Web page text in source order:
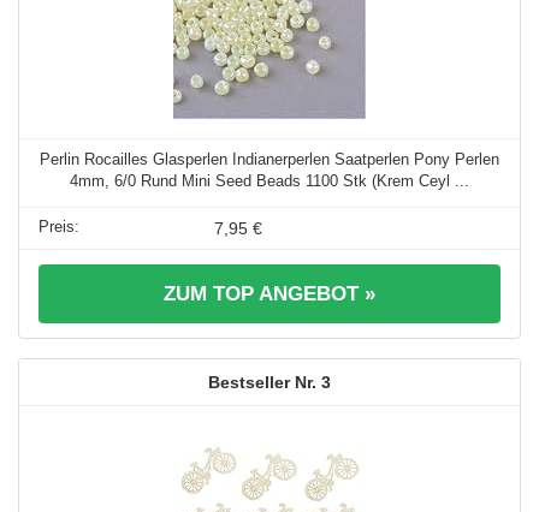
Perlin Rocailles Glasperlen Indianerperlen Saatperlen Pony Perlen
4mm, 6/0 Rund Mini Seed Beads 1100 Stk (Krem Ceyl ...
7,95 €
ZUM TOP ANGEBOT »
3